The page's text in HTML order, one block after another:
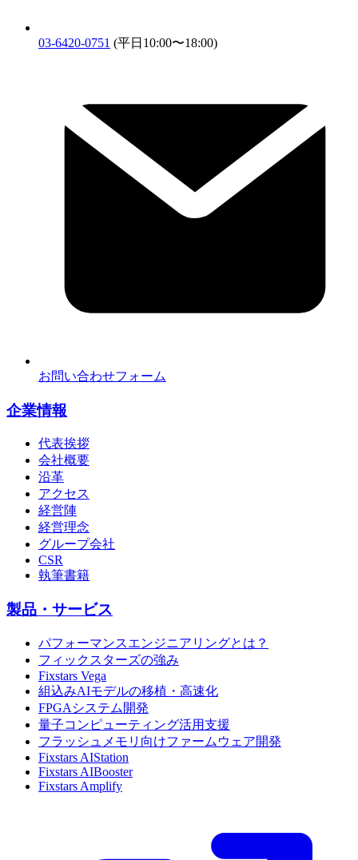
03-6420-0751 (平日10:00〜18:00)
お問い合わせフォーム
企業情報
代表挨拶
会社概要
沿革
アクセス
経営陣
経営理念
グループ会社
CSR
執筆書籍
製品・サービス
パフォーマンスエンジニアリングとは？
フィックスターズの強み
Fixstars Vega
組込みAIモデルの移植・高速化
FPGAシステム開発
量子コンピューティング活用支援
フラッシュメモリ向けファームウェア開発
Fixstars AIStation
Fixstars AIBooster
Fixstars Amplify